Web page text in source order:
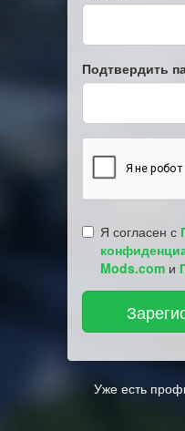
Подтвердить
Я согласен с
Mods.com и
Уже есть